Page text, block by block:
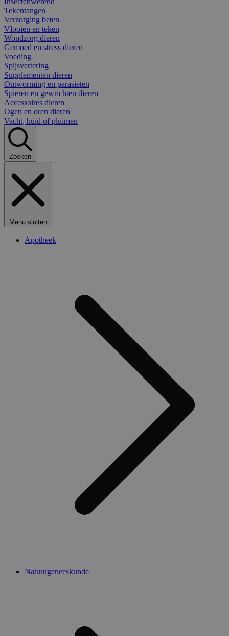
Tekentangen
Verzorging beten
Vlooien en teken
Wondzorg dieren
Gemoed en stress dieren
Voeding
Spijsvertering
Supplementen dieren
Ontworming en parasieten
Spieren en gewrichten dieren
Accessoires dieren
Ogen en oren dieren
Vacht, huid of pluimen
Zoeken
Menu sluiten
Apotheek
Natuurgeneeskunde